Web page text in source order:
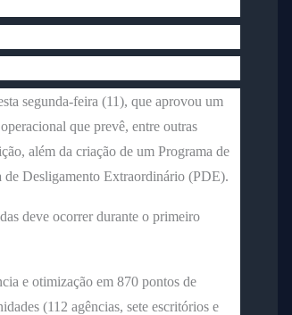
segunda-feira (11), que aprovou um
que prevê, entre outras
além da criação de um Programa de
de Desligamento Extraordinário (PDE).
deve ocorrer durante o primeiro
e otimização em 870 pontos de
(112 agências, sete escritórios e